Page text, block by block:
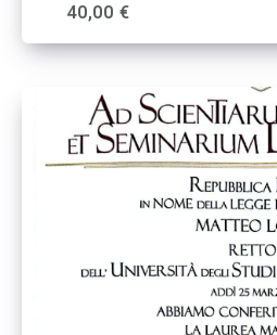
40,00 €